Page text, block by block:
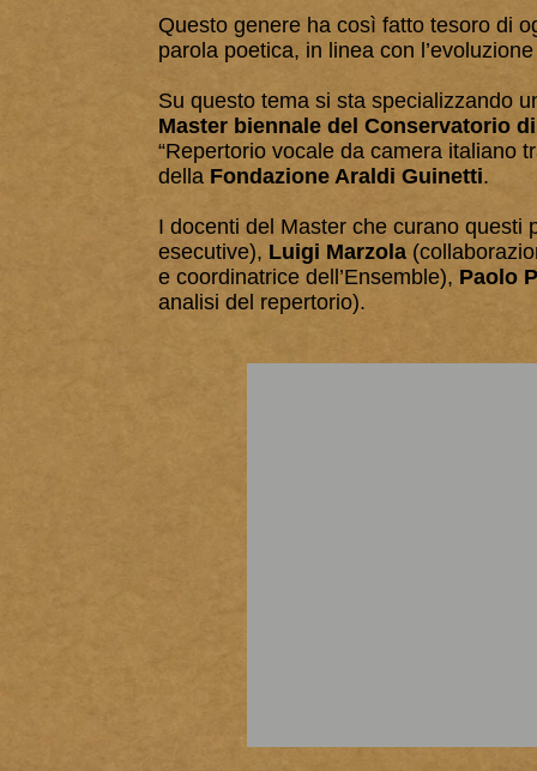
Questo genere ha così fatto tesoro di
parola poetica, in linea con
Su questo tema si sta specializzando
Master biennale del Conservatorio
“Repertorio vocale da camera italiano
della Fondazione Araldi Guinetti.
I docenti del Master che curano questi
esecutive), Luigi Marzola
e coordinatrice dell’Ensemble), Paolo
analisi del repertorio).